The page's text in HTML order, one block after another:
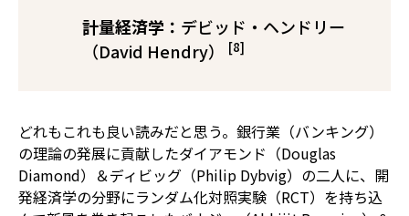
計量経済学： デビッド・ヘンドリー
（David Hendry）
[8]
どれもこれも良い読みだと思う。銀行業（バンキング）
の理論の発展に貢献したダイアモンド（Douglas
Diamond）＆ディビッグ（Philip Dybvig）の二人に、開
発経済学の分野にランダム化対照実験（RCT）を持ち込